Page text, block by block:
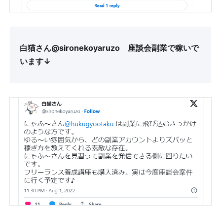
白猫さん@sironekoyaruzo 座談会副業で稼いで
います↓